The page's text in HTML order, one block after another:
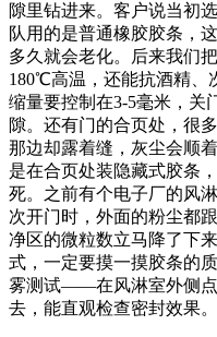
隙里钻进来。客户说当初
队用的是普通橡胶胶条，
多久就会老化。后来我们
180℃高温，还能抗酒精、
缩量要控制在3-5毫米，关
隙。还有门的合页处，很
那边却露着缝，灰尘会顺
是在合页处装隐藏式胶条
死。之前有个电子厂的风
次开门时，外面的粉尘都
净区的微粒数立马降了下
式，一定要摸一摸胶条的
雾测试——在风淋室外侧点
去，能直观检查密封效果。